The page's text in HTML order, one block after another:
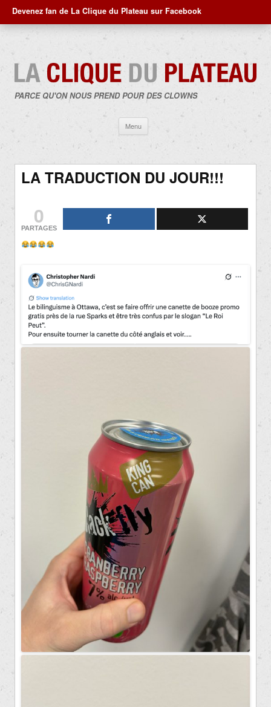
Devenez fan de La Clique du Plateau sur Facebook
PARCE QU'ON NOUS PREND POUR DES CLOWNS
Menu
contenu
LA TRADUCTION DU JOUR!!!
0
PARTAGES